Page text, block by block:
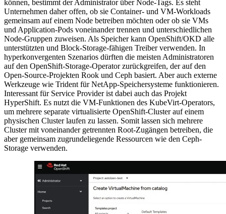
können, bestimmt der Administrator über Node-Tags. Es steht
Unternehmen daher offen, ob sie Container- und VM-Workloads
gemeinsam auf einem Node betreiben möchten oder ob sie VMs
und Application-Pods voneinander trennen und unterschiedlichen
Node-Gruppen zuweisen. Als Speicher kann OpenShift/OKD alle
unterstützten und Block-Storage-fähigen Treiber verwenden. In
hyperkonvergenten Szenarios dürften die meisten Administratoren
auf den OpenShift-Storage-Operator zurückgreifen, der auf den
Open-Source-Projekten Rook und Ceph basiert. Aber auch externe
Werkzeuge wie Trident für NetApp-Speichersysteme funktionieren.
Interessant für Service Provider ist dabei auch das Projekt
HyperShift. Es nutzt die VM-Funktionen des KubeVirt-Operators,
um mehrere separate virtualisierte OpenShift-Cluster auf einem
physischen Cluster laufen zu lassen. Somit lassen sich mehrere
Cluster mit voneinander getrennten Root-Zugängen betreiben, die
aber gemeinsam zugrundeliegende Ressourcen wie den Ceph-
Storage verwenden.